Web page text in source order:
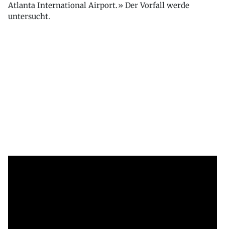
Atlanta International Airport.» Der Vorfall werde
untersucht.